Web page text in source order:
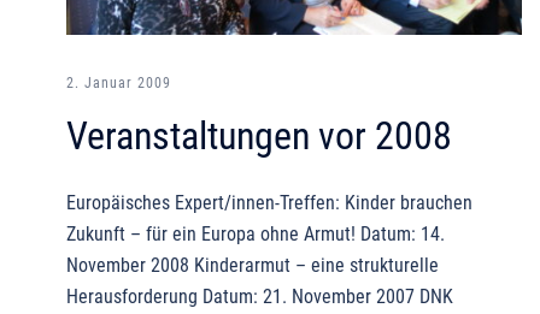
2. Januar 2009
Veranstaltungen vor 2008
Europäisches Expert/innen-Treffen: Kinder brauchen
Zukunft – für ein Europa ohne Armut! Datum: 14.
November 2008 Kinderarmut – eine strukturelle
Herausforderung Datum: 21. November 2007 DNK